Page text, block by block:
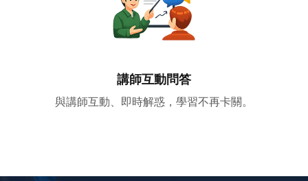
講師互動問答
與講師互動、即時解惑，學習不再卡關。